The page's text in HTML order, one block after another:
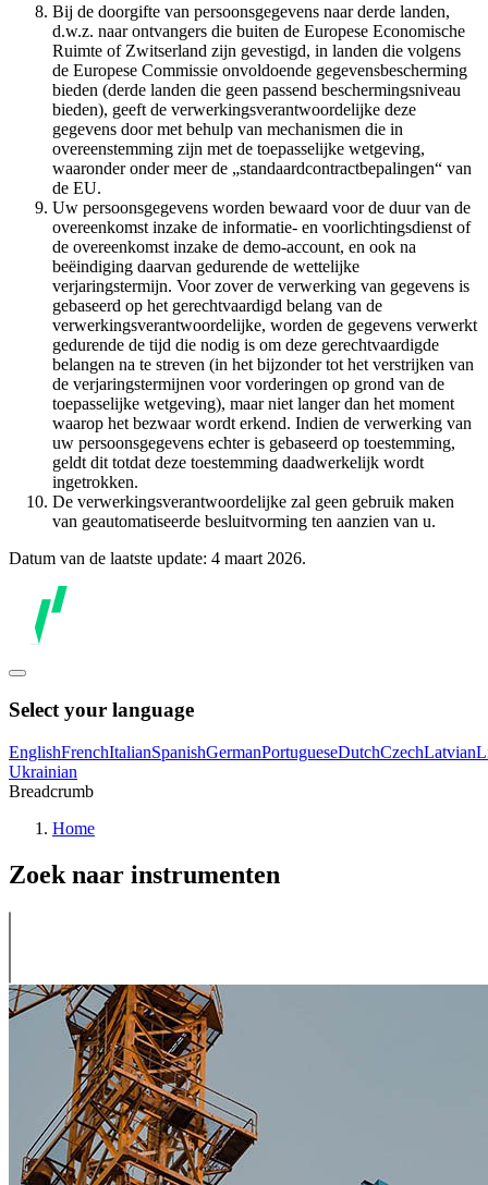
Bij de doorgifte van persoonsgegevens naar derde landen,
d.w.z. naar ontvangers die buiten de Europese Economische
Ruimte of Zwitserland zijn gevestigd, in landen die volgens
de Europese Commissie onvoldoende gegevensbescherming
bieden (derde landen die geen passend beschermingsniveau
bieden), geeft de verwerkingsverantwoordelijke deze
gegevens door met behulp van mechanismen die in
overeenstemming zijn met de toepasselijke wetgeving,
waaronder onder meer de „standaardcontractbepalingen“ van
de EU.
Uw persoonsgegevens worden bewaard voor de duur van de
overeenkomst inzake de informatie- en voorlichtingsdienst of
de overeenkomst inzake de demo-account, en ook na
beëindiging daarvan gedurende de wettelijke
verjaringstermijn. Voor zover de verwerking van gegevens is
gebaseerd op het gerechtvaardigd belang van de
verwerkingsverantwoordelijke, worden de gegevens verwerkt
gedurende de tijd die nodig is om deze gerechtvaardigde
belangen na te streven (in het bijzonder tot het verstrijken van
de verjaringstermijnen voor vorderingen op grond van de
toepasselijke wetgeving), maar niet langer dan het moment
waarop het bezwaar wordt erkend. Indien de verwerking van
uw persoonsgegevens echter is gebaseerd op toestemming,
geldt dit totdat deze toestemming daadwerkelijk wordt
ingetrokken.
De verwerkingsverantwoordelijke zal geen gebruik maken
van geautomatiseerde besluitvorming ten aanzien van u.
Datum van de laatste update: 4 maart 2026.
Select your language
EnglishFrenchItalianSpanishGermanPortugueseDutchCzechLatvian
Ukrainian
Breadcrumb
Home
Zoek naar instrumenten